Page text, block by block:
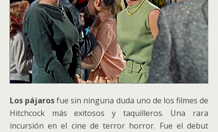
Los pájarosfue sin ninguna duda uno de los filmes de
Hitchcock más exitosos y taquilleros. Una rara
incursión en el cine de terror horror. Fue el debut